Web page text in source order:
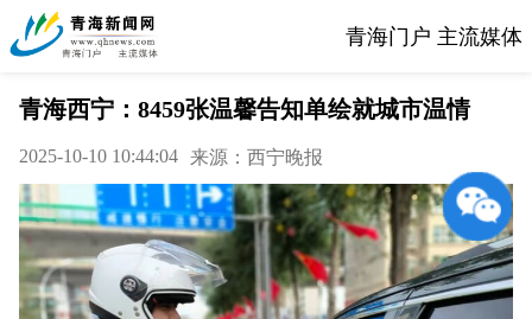
青海门户 主流媒体
青海西宁：8459张温馨告知单绘就城市温情
2025-10-10 10:44:04 来源：西宁晚报